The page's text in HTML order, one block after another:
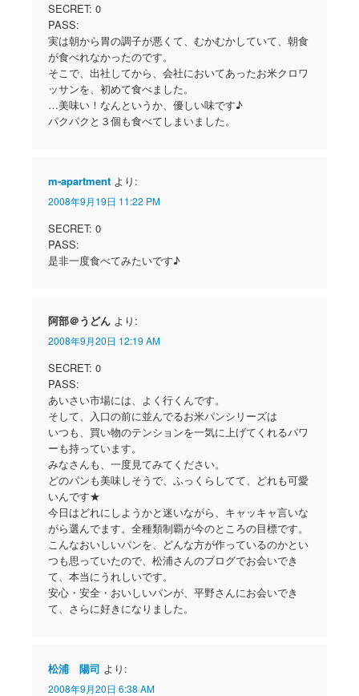
SECRET: 0
PASS:
実は朝から胃の調子が悪くて、むかむかしていて、朝食
が食べれなかったのです。
そこで、出社してから、会社においてあったお米クロワ
ッサンを、初めて食べました。
…美味い！なんというか、優しい味です♪
パクパクと３個も食べてしまいました。
m-apartment より:
2008年9月19日 11:22 PM
SECRET: 0
PASS:
是非一度食べてみたいです♪
阿部＠うどん より:
2008年9月20日 12:19 AM
SECRET: 0
PASS:
あいさい市場には、よく行くんです。
そして、入口の前に並んでるお米パンシリーズは
いつも、買い物のテンションを一気に上げてくれるパワ
ーも持っています。
みなさんも、一度見てみてください。
どのパンも美味しそうで、ふっくらしてて、どれも可愛
いんです★
今日はどれにしようかと迷いながら、キャッキャ言いな
がら選んでます。全種類制覇が今のところの目標です。
こんなおいしいパンを、どんな方が作っているのかとい
つも思っていたので、松浦さんのブログでお会いでき
て、本当にうれしいです。
安心・安全・おいしいパンが、平野さんにお会いでき
て、さらに好きになりました。
松浦 陽司 より:
2008年9月20日 6:38 AM